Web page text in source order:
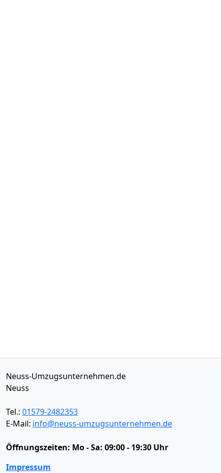
Neuss-Umzugsunternehmen.de
Neuss
Tel.: 01579-2482353
E-Mail: info@neuss-umzugsunternehmen.de
Öffnungszeiten: Mo - Sa: 09:00 - 19:30 Uhr
Impressum